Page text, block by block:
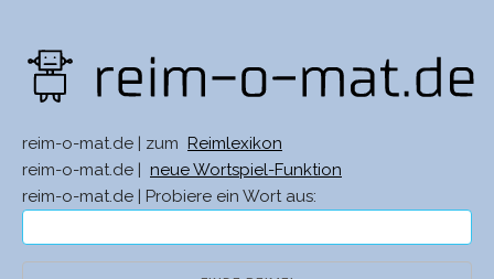
reim-o-mat.de | zum
Reimlexikon
reim-o-mat.de |
neue Wortspiel-Funktion
reim-o-mat.de | Probiere ein Wort aus: